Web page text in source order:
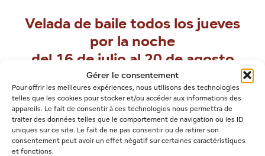
Gérer le consentement
Pour offrir les meilleures expériences, nous utilisons des technologies
telles que les cookies pour stocker et/ou accéder aux informations des
appareils. Le fait de consentir à ces technologies nous permettra de
traiter des données telles que le comportement de navigation ou les ID
uniques sur ce site. Le fait de ne pas consentir ou de retirer son
consentement peut avoir un effet négatif sur certaines caractéristiques
et fonctions.
Velada de baile todos los jueves
por la noche
del 16 de julio al 20 de agosto
La Asociación de Padres de Alumnos de la
escuela pública de Souraïde organiza una velada
«TALOA», especialidad del País Vasco, seguida de
una velada de baile los jueves de 22:00 a
medianoche.